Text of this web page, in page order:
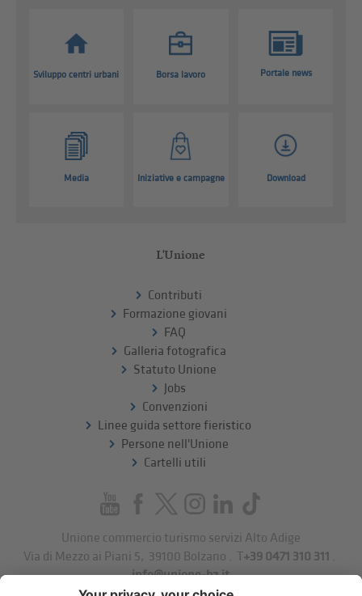
Sviluppo centri urbani Borsa lavoro Portale news
Media Iniziative e campagne Download
L'Unione
Contributi
Formazione giovani
FAQ
Galleria fotografica
Statuto Unione
Jobs
Convenzioni
Linee guida settore fieristico
Persone nell'Unione
Cartelli utili
Unione commercio turismo servizi Alto Adige
Via di Mezzo ai Piani 5
39100 Bolzano . T+39 0471 310 311 .
info@unione-bz.it